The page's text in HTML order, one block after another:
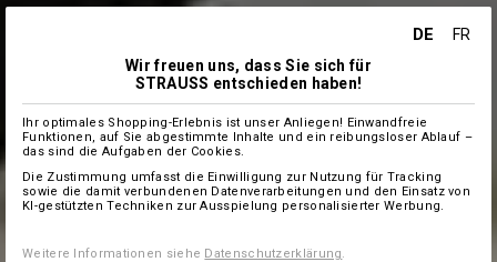
DE
FR
Wir freuen uns, dass Sie sich für
STRAUSS entschieden haben!
Ihr optimales Shopping-Erlebnis ist unser Anliegen! Einwandfreie
Funktionen, auf Sie abgestimmte Inhalte und ein reibungsloser Ablauf –
das sind die Aufgaben der Cookies.
Die Zustimmung umfasst die Einwilligung zur Nutzung für Tracking
sowie die damit verbundenen Datenverarbeitungen und den Einsatz von
KI-gestützten Techniken zur Ausspielung personalisierter Werbung.
Weitere Informationen siehe Datenschutzerklärung